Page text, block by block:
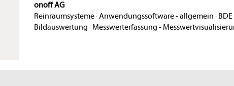
onoff AG
Reinraumsysteme·Anwendungssoftware - allgemein ·
Bildauswertung · Messwerterfassung -